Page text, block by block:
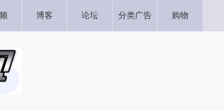
博客 论坛 分类广告 购物